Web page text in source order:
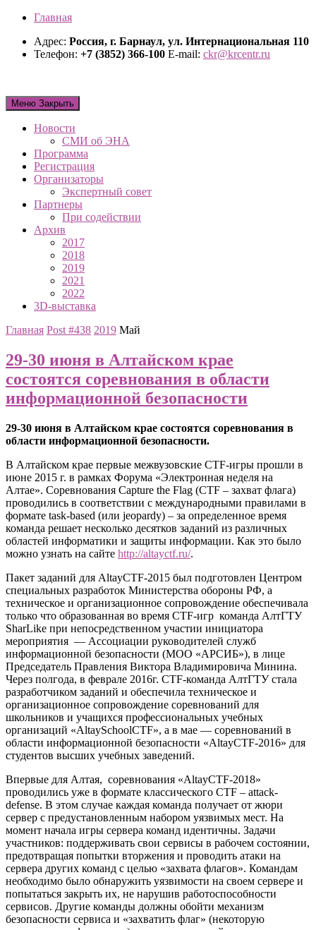
Главная
Адрес: Россия, г. Барнаул, ул. Интернациональная 110
Телефон: +7 (3852) 366-100 E-mail: ckr@krcentr.ru
Меню Закрыть
Новости
СМИ об ЭНА
Программа
Регистрация
Организаторы
Экспертный совет
Партнеры
При содействии
Архив
2017
2018
2019
2021
2022
3D-выставка
Главная Post #438 2019 Май
29-30 июня в Алтайском крае
состоятся соревнования в области
информационной безопасности
29-30 июня в Алтайском крае состоятся соревнования в
области информационной безопасности.
В Алтайском крае первые межвузовские CTF-игры прошли в
июне 2015 г. в рамках Форума «Электронная неделя на
Алтае». Соревнования Capture the Flag (CTF – захват флага)
проводились в соответствии с международными правилами в
формате task-based (или jeopardy) – за определенное время
команда решает несколько десятков заданий из различных
областей информатики и защиты информации. Как это было
можно узнать на сайте http://altayctf.ru/.
Пакет заданий для AltayCTF-2015 был подготовлен Центром
специальных разработок Министерства обороны РФ, а
техническое и организационное сопровождение обеспечивала
только что образованная во время CTF-игр команда АлтГТУ
SharLike при непосредственном участии инициатора
мероприятия — Ассоциации руководителей служб
информационной безопасности (МОО «АРСИБ»), в лице
Председатель Правления Виктора Владимировича Минина.
Через полгода, в феврале 2016г. CTF-команда АлтГТУ стала
разработчиком заданий и обеспечила техническое и
организационное сопровождение соревнований для
школьников и учащихся профессиональных учебных
организаций «AltaySchoolCTF», а в мае — соревнований в
области информационной безопасности «AltayCTF-2016» для
студентов высших учебных заведений.
Впервые для Алтая, соревнования «AltayCTF-2018»
проводились уже в формате классического CTF – attack-
defense. В этом случае каждая команда получает от жюри
сервер с предустановленным набором уязвимых мест. На
момент начала игры сервера команд идентичны. Задачи
участников: поддерживать свои сервисы в рабочем состоянии,
предотвращая попытки вторжения и проводить атаки на
сервера других команд с целью «захвата флагов». Командам
необходимо было обнаружить уязвимости на своем сервере и
попытаться закрыть их, не нарушив работоспособности
сервисов. Другие команды должны обойти механизм
безопасности сервиса и «захватить флаг» (некоторую